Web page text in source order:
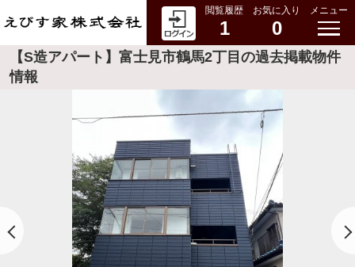
閲覧履歴
1
お気に入り
0
メニュー
【S造アパート】富士見市鶴馬2丁目の過去掲載物件
情報